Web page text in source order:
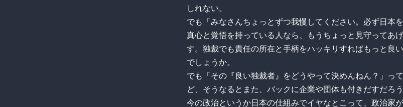
しれない。
でも「みなさんちょっとずつ我慢してください。必ず日本
真心と覚悟を持っている人なら、もうちょっと見守ってあ
す。独裁でも責任の所在と手柄をハッキリすればもっと良
でしょうか。
でも「その『良い独裁者』をどうやって決めんねん？」っ
ど、そうなるとまた、バックに企業や団体も付きだすだろ
今の政治というか日本の仕組みでイヤなとこって、政治家